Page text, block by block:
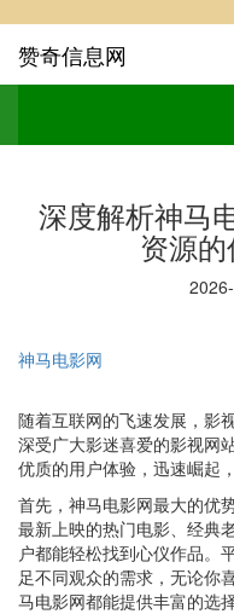
赞奇信息网
深度解析神马
资源
神马电影网
随着互联网的飞速发展，影
深受广大影迷喜爱的影视网
优质的用户体验，迅速崛起
首先，神马电影网最大的优
最新上映的热门电影、经典
户都能轻松找到心仪作品。
足不同观众的需求，无论你
马电影网都能提供丰富的选择